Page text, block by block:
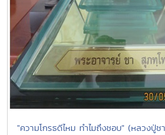
"ความโกรธดีไหม ทำไมถึงชอบ" (หลวงปู่ช